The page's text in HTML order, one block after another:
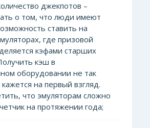
джекпотов –
о том, что люди имеют
ставить на
где призовой
кэфами старших
кэш в
оборудовании не так
кажется на первый взгляд.
что эмуляторам сложно
на протяжении года;